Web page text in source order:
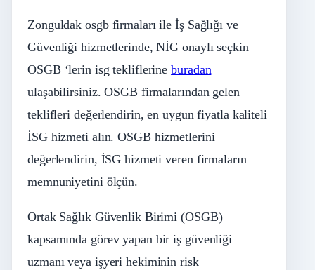
Zonguldak osgb firmaları ile İş Sağlığı ve
Güvenliği hizmetlerinde, NİG onaylı seçkin
OSGB ‘lerin isg tekliflerineburadan
ulaşabilirsiniz. OSGB firmalarından gelen
teklifleri değerlendirin, en uygun fiyatla kaliteli
İSG hizmeti alın. OSGB hizmetlerini
değerlendirin, İSG hizmeti veren firmaların
memnuniyetini ölçün.
Ortak Sağlık Güvenlik Birimi (OSGB)
kapsamında görev yapan bir iş güvenliği
uzmanı veya işyeri hekiminin risk